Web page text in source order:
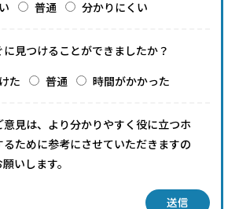
普通 分かりにくい
見つけることができましたか？
た
普通 時間がかかった
見は、より分かりやすく役に立つホ
ために参考にさせていただきますの
いします。
送信